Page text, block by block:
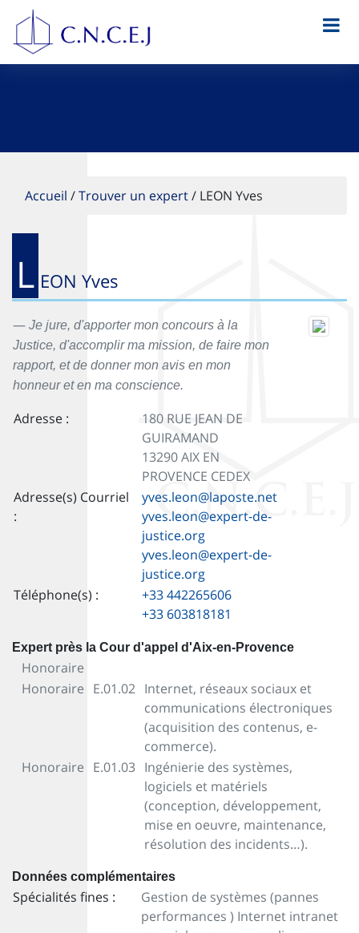
Accueil /Trouver un expert/ LEON Yves
L EON Yves
Je jure, d'apporter mon concours à la
Justice, d'accomplir ma mission, de faire mon
rapport, et de donner mon avis en mon
honneur et en ma conscience.
Adresse :
180 RUE JEAN DE
GUIRAMAND
13290 AIX EN
PROVENCE CEDEX
Adresse(s) Courriel
:
yves.leon@laposte.net
yves.leon@expert-de-
justice.org
yves.leon@expert-de-
justice.org
Téléphone(s) :
+33 442265606
+33 603818181
Expert près la Cour d'appel d'Aix-en-Provence
Honoraire
Honoraire E.01.02 Internet, réseaux sociaux et
communications électroniques
(acquisition des contenus, e-
commerce).
Honoraire E.01.03 Ingénierie des systèmes,
logiciels et matériels
(conception, développement,
mise en oeuvre, maintenance,
résolution des incidents…).
Données complémentaires
Spécialités fines :
Gestion de systèmes (pannes
performances ) Internet intranet